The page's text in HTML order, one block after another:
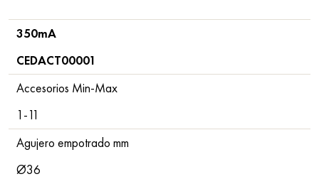
350mA
CEDACT00001
Accesorios Min-Max
1-11
Agujero empotrado mm
Ø36